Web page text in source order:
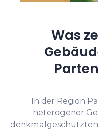
Was
In der Region
heterogener